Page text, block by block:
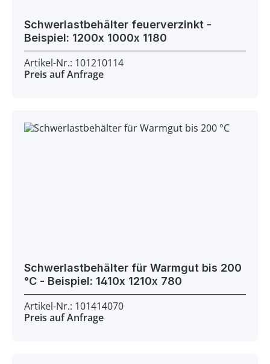
Schwerlastbehälter feuerverzinkt -
Beispiel: 1200x 1000x 1180
Artikel-Nr.: 101210114
Preis auf Anfrage
Schwerlastbehälter für Warmgut bis 200
°C - Beispiel: 1410x 1210x 780
Artikel-Nr.: 101414070
Preis auf Anfrage